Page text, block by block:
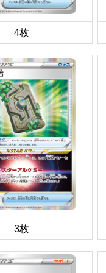
4枚
3枚